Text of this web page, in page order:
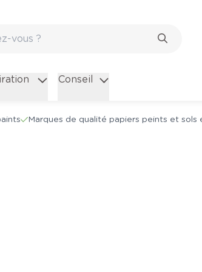
Conseil
Marques de qualité papiers peints et sols